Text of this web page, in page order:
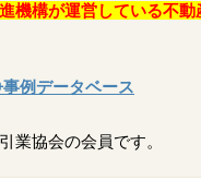
機構が運営している不
例データベース
業協会の会員です。